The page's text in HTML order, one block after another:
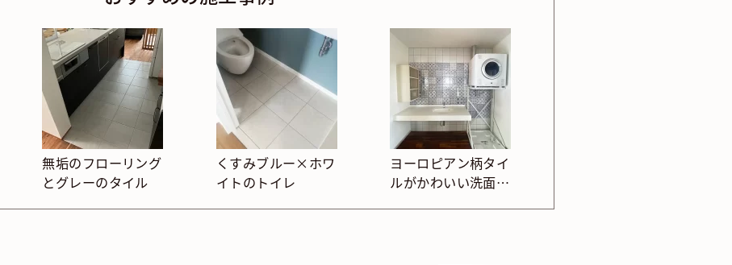
無垢のフローリング
とグレーのタイル
くすみブルー×ホワ
イトのトイレ
ヨーロピアン柄タイ
ルがかわいい洗面・